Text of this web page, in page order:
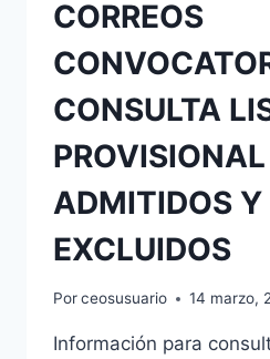
CORREOS
CONSULTA
PROVISIONAL
ADMITIDOS Y
EXCLUIDOS
Porceosusuario 14 marzo,
Información para